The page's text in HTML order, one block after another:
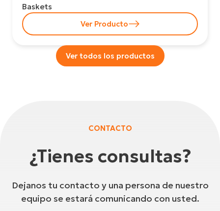
Baskets
Ver Producto
Ver todos los productos
CONTACTO
¿Tienes consultas?
Dejanos tu contacto y una persona de nuestro
equipo se estará comunicando con usted.